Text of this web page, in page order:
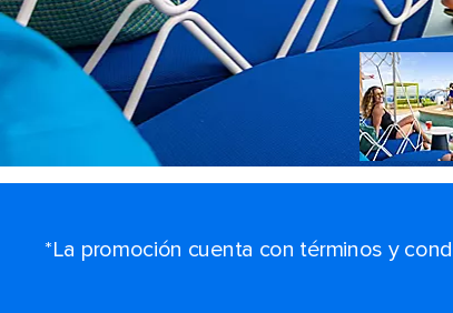
*La promoción cuenta con términos y